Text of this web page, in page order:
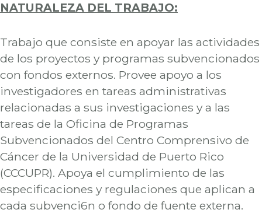
NATURALEZA DEL TRABAJO:
Trabajo que consiste en apoyar las actividades
de los proyectos y programas subvencionados
con fondos externos. Provee apoyo a los
investigadores en tareas administrativas
relacionadas a sus investigaciones y a las
tareas de la Oficina de Programas
Subvencionados del Centro Comprensivo de
Cáncer de la Universidad de Puerto Rico
(CCCUPR). Apoya el cumplimiento de las
especificaciones y regulaciones que aplican a
cada subvenci6n o fondo de fuente externa.